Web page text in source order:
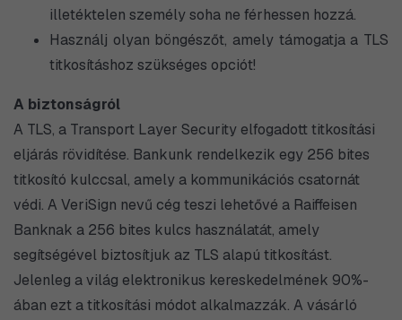
illetéktelen személy soha ne férhessen hozzá.
Használj olyan böngészőt, amely támogatja a TLS
titkosításhoz szükséges opciót!
A biztonságról
A TLS, a Transport Layer Security elfogadott titkosítási
eljárás rövidítése. Bankunk rendelkezik egy 256 bites
titkosító kulccsal, amely a kommunikációs csatornát
védi. A VeriSign nevű cég teszi lehetővé a Raiffeisen
Banknak a 256 bites kulcs használatát, amely
segítségével biztosítjuk az TLS alapú titkosítást.
Jelenleg a világ elektronikus kereskedelmének 90%-
ában ezt a titkosítási módot alkalmazzák. A vásárló